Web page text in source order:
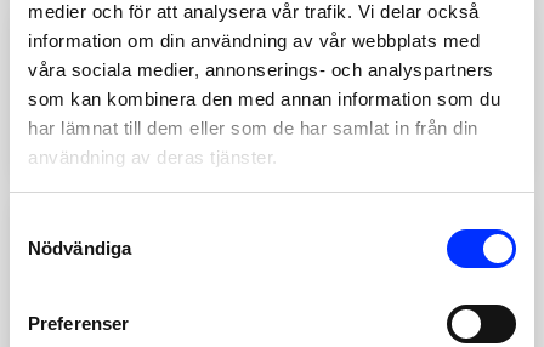
medier och för att analysera vår trafik. Vi delar också
information om din användning av vår webbplats med
våra sociala medier, annonserings- och analyspartners
som kan kombinera den med annan information som du
har lämnat till dem eller som de har samlat in från din
användning av deras tjänster.
Selection
Nödvändiga
Preferenser
T550233
DUSCHHANDTAG TIGER
VALENCIA
SEK Lägg till
Lägg till